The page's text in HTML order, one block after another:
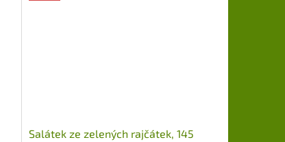
Salátek ze zelených rajčátek, 145